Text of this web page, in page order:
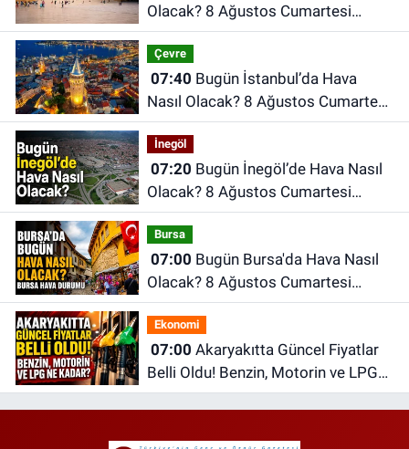
Olacak? 8 Ağustos Cumartesi
Ankara Hava Durumu
Çevre
07:40
Nasıl Olacak? 8 Ağustos Cumartesi
İstanbul Hava Durumu
İnegöl
07:20
Olacak? 8 Ağustos Cumartesi
İnegöl Hava Durumu
Bursa
07:00
Olacak? 8 Ağustos Cumartesi
İnegöl Hava Durumu
Ekonomi
07:00
Belli Oldu! Benzin, Motorin ve LPG
Ne Kadar?